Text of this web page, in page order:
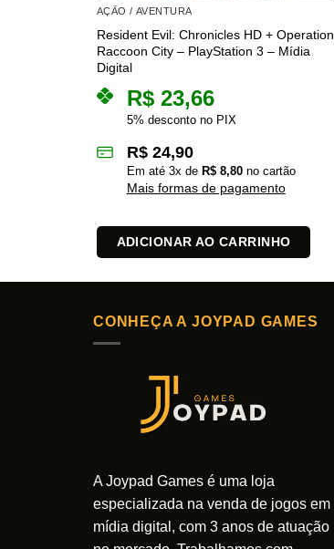
AÇÃO / AVENTURA
Resident Evil: Chronicles HD + Operation
Raccoon City – PlayStation 3 – Mídia
Digital
R$23,66
5% desconto no PIX
R$24,90
Em até 3x de R$8,80no cartão
Mais formas de pagamento
ADICIONAR AO CARRINHO
CONHEÇA A JOYPAD GAMES
A Joypad Games é uma loja
especializada na venda de jogos em
mídia digital, com 3 anos de atuação